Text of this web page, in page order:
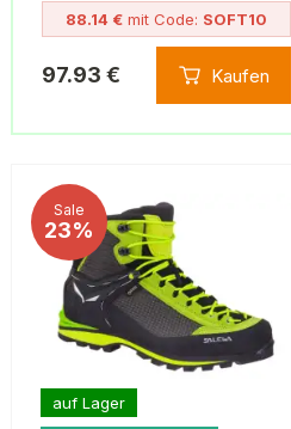
88.14 €mit Code: SOFT10
97.93 € Kaufen
Sale
23%
auf Lager